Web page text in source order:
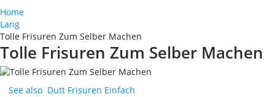
Home
Lang
Tolle Frisuren Zum Selber Machen
Tolle Frisuren Zum Selber Machen
See also Dutt Frisuren Einfach